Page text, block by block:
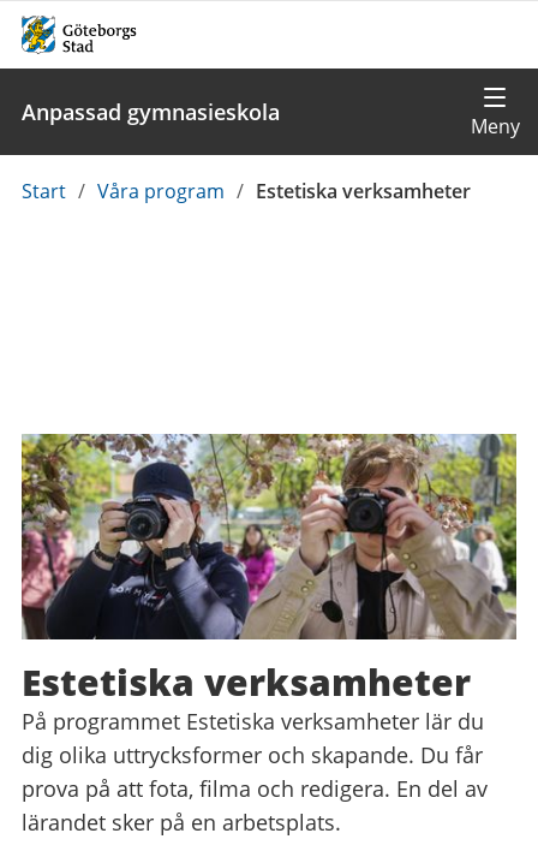
Anpassad gymnasieskola
Du
Start / Våra program / Estetiska verksamheter
Estetiska verksamheter
På programmet Estetiska verksamheter lär du
dig olika uttrycksformer och skapande. Du får
prova på att fota, filma och redigera. En del av
lärandet sker på en arbetsplats.